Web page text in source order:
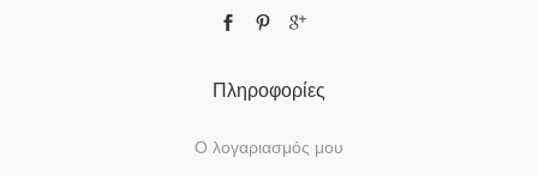
Πληροφορίες
Ο λογαριασμός μου